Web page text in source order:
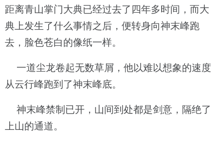
距离青山掌门大典已经过去了四年多时间，而大
典上发生了什么事情之后，便转身向神末峰跑
去，脸色苍白的像纸一样。
一道尘龙卷起无数草屑，他以难以想象的速度
从云行峰跑到了神末峰底。
神末峰禁制已开，山间到处都是剑意，隔绝了
上山的通道。